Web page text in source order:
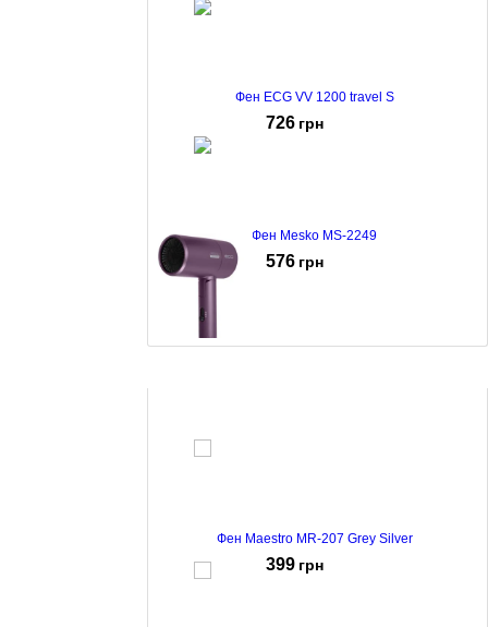
Фен ECG VV 1200 travel S
726 грн
Фен Mesko MS-2249
576 грн
Фен Maestro MR-207 Grey Silver
399 грн